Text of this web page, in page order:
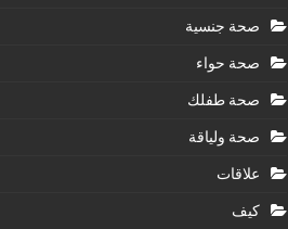
صحة جنسية
صحة حواء
صحة طفلك
صحة ولياقة
علاقات
كيف